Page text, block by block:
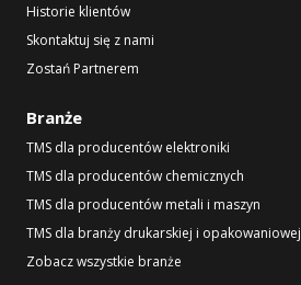
Historie klientów
Skontaktuj się z nami
Zostań Partnerem
Branże
TMS dla producentów elektroniki
TMS dla producentów chemicznych
TMS dla producentów metali i maszyn
TMS dla branży drukarskiej i opakowaniowej
Zobacz wszystkie branże